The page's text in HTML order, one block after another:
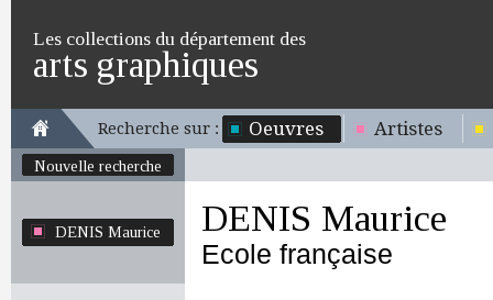
Les collections du département des
arts graphiques
Recherche sur : Oeuvres Artistes
Nouvelle recherche
DENIS Maurice DENIS Maurice
Ecole française